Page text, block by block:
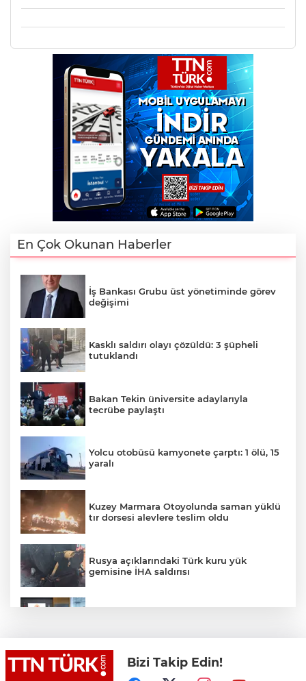
En Çok Okunan Haberler
İş Bankası Grubu üst yönetiminde görev
değişimi
Kasklı saldırı olayı çözüldü: 3 şüpheli
tutuklandı
Bakan Tekin üniversite adaylarıyla
tecrübe paylaştı
Yolcu otobüsü kamyonete çarptı: 1 ölü, 15
yaralı
Kuzey Marmara Otoyolunda saman yüklü
tır dorsesi alevlere teslim oldu
Rusya açıklarındaki Türk kuru yük
gemisine İHA saldırısı
Lukaku Fener’e mi, Beşiktaş’a mı geliyor?
Bizi Takip Edin!